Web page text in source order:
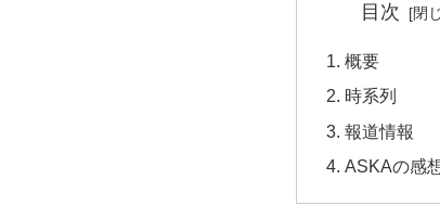
目次
概要
時系列
報道情報
ASKAの感